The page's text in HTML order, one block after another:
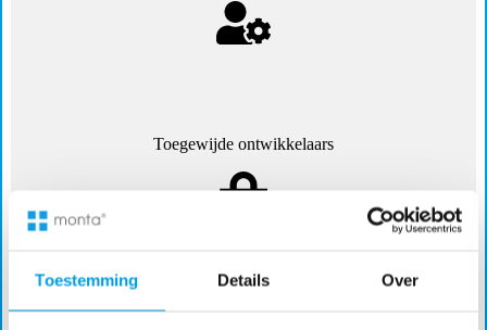
Toestemming Details Over
Toegewijde ontwikkelaars